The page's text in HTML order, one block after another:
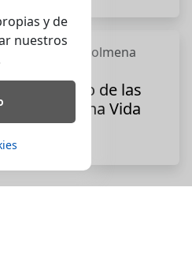
y de
nuestros
de la colmena
Real: El
de las
para una Vida